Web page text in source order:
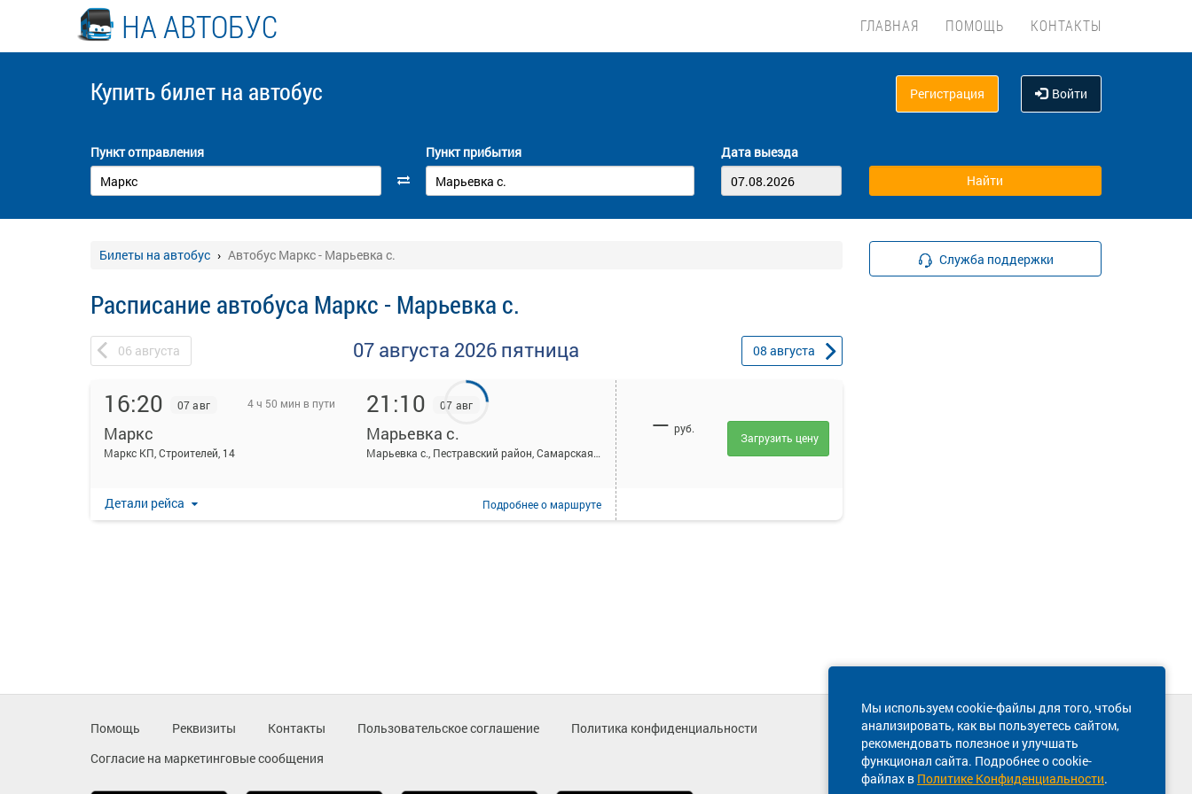
НА АВТОБУС ГЛАВНАЯ ПОМОЩЬ КОНТАКТЫ
Купить билет на автобус Регистрация Войти
Пункт отправления Пункт прибытия Дата выезда
Билеты на автобус Автобус Маркс - Марьевка с.
Расписание автобуса Маркс - Марьевка с.
06 августа 07 августа 2026 пятница 08 августа
16:20 07 авг 4 ч 50 мин в пути
Маркс
Маркс КП, Строителей, 14
21:10 07 авг
Марьевка с.
Марьевка с., Пестравский район, Самарская область
Детали рейса Подробнеео маршруте
— руб.
Загрузить цену
Служба поддержки
Мы используем cookie-файлы для того, чтобы
анализировать, как вы пользуетесь сайтом,
рекомендовать полезное и улучшать
функционал сайта. Подробнее о cookie-
файлах в Политике Конфиденциальности.
Помощь Реквизиты Контакты Пользовательское соглашение
Политика конфиденциальности
Согласие на маркетинговые сообщения
Техническая поддержка сайта
8 800 600-03-38